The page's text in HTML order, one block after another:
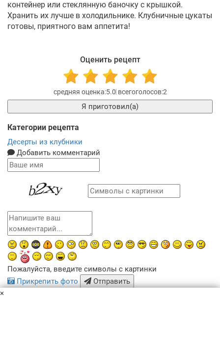
контейнер или стеклянную баночку с крышкой.
Хранить их лучше в холодильнике. Клубничные цукаты
готовы, приятного вам аппетита!
Оценить рецепт
5.0 2
Я приготовил(а)
Категории рецепта
Десерты из клубники
Добавить комментарий
Пожалуйста, введите символы с картинки
Прикрепить фото
Отправить
×